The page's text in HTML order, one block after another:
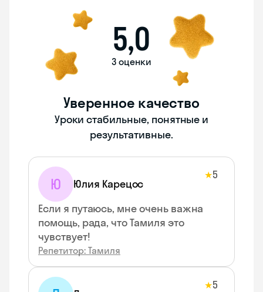
5,0
3 оценки
Уверенное качество
Уроки стабильные, понятные и
результативные.
Ю Юлия Карецос
★5
Если я путаюсь, мне очень важна
помощь, рада, что Тамиля это
чувствует!
Репетитор: Тамиля
★5